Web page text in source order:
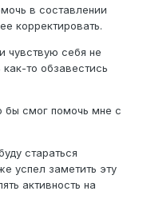
в составлении
корректировать.
чувствую себя не
то обзавестись
бы смог помочь мне с
стараться
успел заметить эту
активность на